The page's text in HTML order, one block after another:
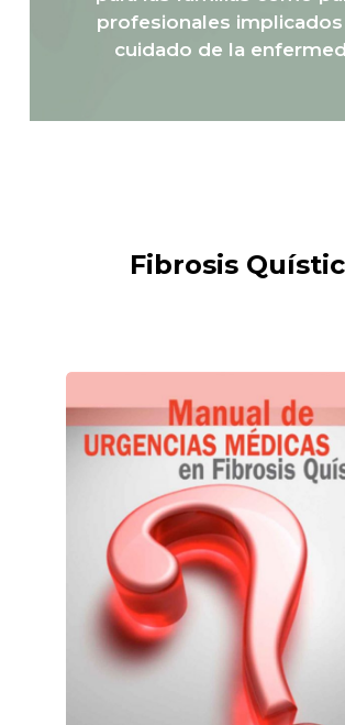
profesionales implicados
cuidado de la
Fibrosis